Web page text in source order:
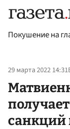
Покушение на
29 марта 2022 14:31
санкций